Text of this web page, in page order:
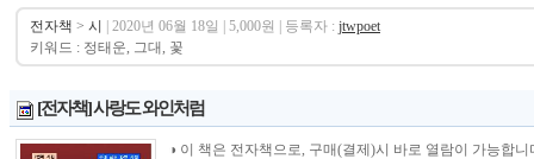
전자책 > 시 | 2020년 06월 18일 | 5,000원 | 등록자 : jtwpoet
키워드 : 정태운, 그대, 꽃
[전자책] 사랑도 와인처럼
◑ 이 책은 전자책으로, 구매(결제)시 바로 열람이 가능합